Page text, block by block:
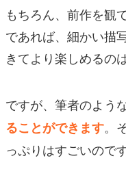
もちろん、前作を観
であれば、細かい描
きてより楽しめるの
ですが、筆者のよう
ることができます。
っぷりはすごいのです